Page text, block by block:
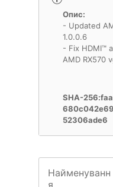
Опис:
- Updated
1.0.0.6
- Fix HDMI™
AMD RX570
SHA-
52306ade6
Найменуванн
я